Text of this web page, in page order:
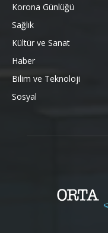
Korona Günlüğü
Sağlık
Kültür ve Sanat
Haber
Bilim ve Teknoloji
Sosyal